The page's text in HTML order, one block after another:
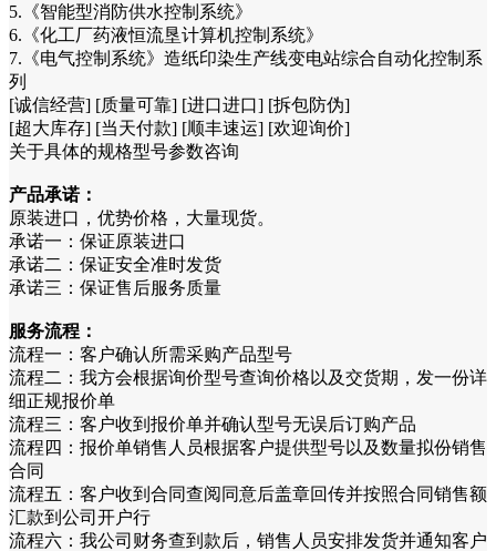
5.《智能型消防供水控制系统》
6.《化工厂药液恒流垦计算机控制系统》
7.《电气控制系统》造纸印染生产线变电站综合自动化控制系
列
[诚信经营] [质量可靠] [进口进口] [拆包防伪]
[超大库存] [当天付款] [顺丰速运] [欢迎询价]
关于具体的规格型号参数咨询
产品承诺：
原装进口，优势价格，大量现货。
承诺一：保证原装进口
承诺二：保证安全准时发货
承诺三：保证售后服务质量
服务流程：
流程一：客户确认所需采购产品型号
流程二：我方会根据询价型号查询价格以及交货期，发一份详
细正规报价单
流程三：客户收到报价单并确认型号无误后订购产品
流程四：报价单销售人员根据客户提供型号以及数量拟份销售
合同
流程五：客户收到合同查阅同意后盖章回传并按照合同销售额
汇款到公司开户行
流程六：我公司财务查到款后，销售人员安排发货并通知客户